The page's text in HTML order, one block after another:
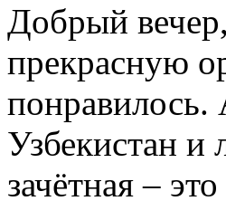
Добрый
прекрасную
понравилось.
Узбекистан
зачётная –